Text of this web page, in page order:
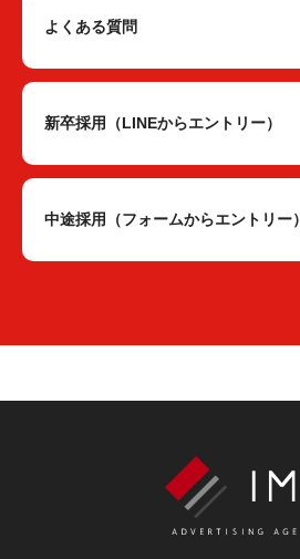
よくある質問
新卒採用（LINEからエントリー）
中途採用（フォームからエントリー）